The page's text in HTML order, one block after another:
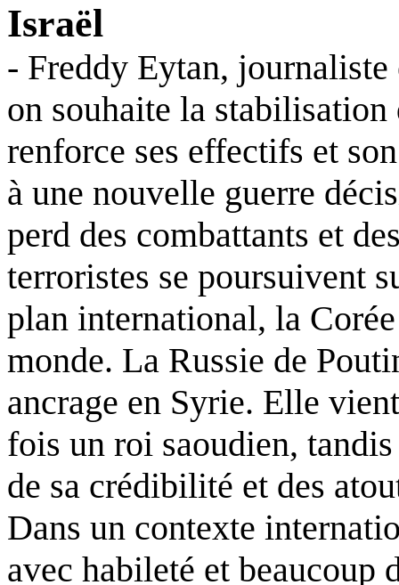
Israël
- Freddy Eytan,
on souhaite la
renforce ses effectifs et
à une nouvelle guerre
perd des combattants et
terroristes se poursuivent
plan international, la
monde. La Russie de
ancrage en Syrie. Elle
fois un roi saoudien,
de sa crédibilité et des
Dans un contexte
avec habileté et beaucoup